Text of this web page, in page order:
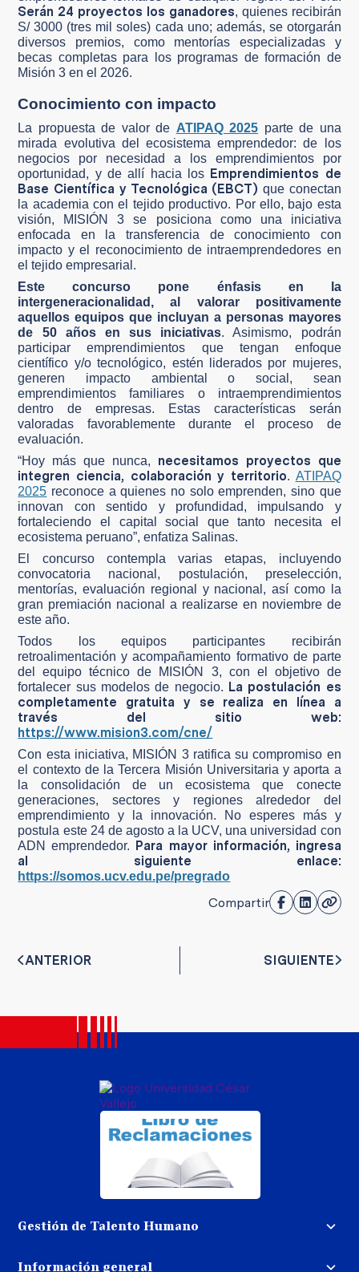
Serán 24 proyectos los ganadores, quienes recibirán
S/ 3000 (tres mil soles) cada uno; además, se otorgarán
diversos premios, como mentorías especializadas y
becas completas para los programas de formación de
Misión 3 en el 2026.
Conocimiento con impacto
La propuesta de valor de ATIPAQ 2025 parte de una
mirada evolutiva del ecosistema emprendedor: de los
negocios por necesidad a los emprendimientos por
oportunidad, y de allí hacia los Emprendimientos de
Base Científica y Tecnológica (EBCT) que conectan
la academia con el tejido productivo. Por ello, bajo esta
visión, MISIÓN 3 se posiciona como una iniciativa
enfocada en la transferencia de conocimiento con
impacto y el reconocimiento de intraemprendedores en
el tejido empresarial.
Este concurso pone énfasis en la
intergeneracionalidad, al valorar positivamente
aquellos equipos que incluyan a personas mayores
de 50 años en sus iniciativas. Asimismo, podrán
participar emprendimientos que tengan enfoque
científico y/o tecnológico, estén liderados por mujeres,
generen impacto ambiental o social, sean
emprendimientos familiares o intraemprendimientos
dentro de empresas. Estas características serán
valoradas favorablemente durante el proceso de
evaluación.
“Hoy más que nunca, necesitamos proyectos que
integren ciencia, colaboración y territorio. ATIPAQ
2025 reconoce a quienes no solo emprenden, sino que
innovan con sentido y profundidad, impulsando y
fortaleciendo el capital social que tanto necesita el
ecosistema peruano”, enfatiza Salinas.
El concurso contempla varias etapas, incluyendo
convocatoria nacional, postulación, preselección,
mentorías, evaluación regional y nacional, así como la
gran premiación nacional a realizarse en noviembre de
este año.
Todos los equipos participantes recibirán
retroalimentación y acompañamiento formativo de parte
del equipo técnico de MISIÓN 3, con el objetivo de
fortalecer sus modelos de negocio. La postulación es
completamente gratuita y se realiza en línea a
través del sitio web:
https://www.mision3.com/cne/
Con esta iniciativa, MISIÓN 3 ratifica su compromiso en
el contexto de la Tercera Misión Universitaria y aporta a
la consolidación de un ecosistema que conecte
generaciones, sectores y regiones alrededor del
emprendimiento y la innovación. No esperes más y
postula este 24 de agosto a la UCV, una universidad con
ADN emprendedor. Para mayor información, ingresa
al siguiente enlace:
https://somos.ucv.edu.pe/pregrado
Compartir
ANTERIOR SIGUIENTE
Gestión de Talento Humano
Información general